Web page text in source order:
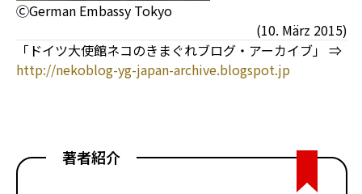
ⒸGerman Embassy Tokyo
(10. März 2015)
「ドイツ大使館ネコのきまぐれブログ・アーカイブ」 ⇒
http://nekoblog-yg-japan-archive.blogspot.jp
著者紹介